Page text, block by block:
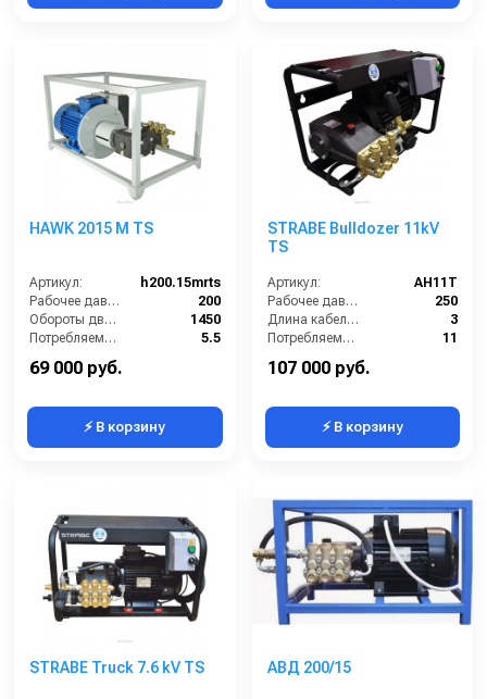
HAWK 2015 M TS
Артикул:
h200.15mrts
Рабочее давление (бар):
200
Обороты двигателя (об/мин):
1450
Потребляемая мощность (кВт):
5.5
69 000 руб.
⚡ В корзину
STRABE Bulldozer 11kV
TS
Артикул:
AH11T
Рабочее давление (бар):
250
Длина кабеля (м):
3
Потребляемая мощность (кВт):
11
107 000 руб.
⚡ В корзину
STRABE Truck 7.6 kV TS АВД 200/15